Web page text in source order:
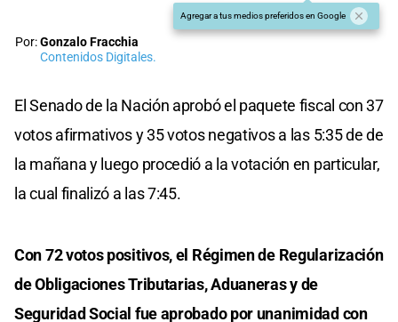
Agregar a tus medios preferidos en Google
Por:Gonzalo Fracchia
Contenidos Digitales.
El Senado de la Nación aprobó el paquete fiscal con 37
votos afirmativos y 35 votos negativos a las 5:35 de de
la mañana y luego procedió a la votación en particular,
la cual finalizó a las 7:45.
Con 72 votos positivos, el Régimen de Regularización
de Obligaciones Tributarias, Aduaneras y de
Seguridad Social fue aprobado por unanimidad con